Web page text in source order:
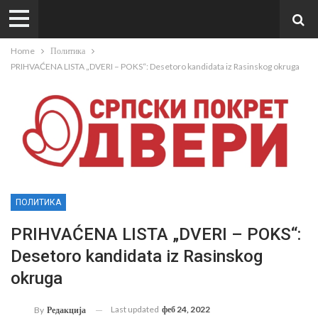
Home
Политика
PRIHVAĆENA LISTA „DVERI – POKS“: Desetoro kandidata iz Rasinskog okruga
ПОЛИТИКА
PRIHVAĆENA LISTA „DVERI – POKS“:
Desetoro kandidata iz Rasinskog
okruga
By Редакција Last updated феб 24, 2022